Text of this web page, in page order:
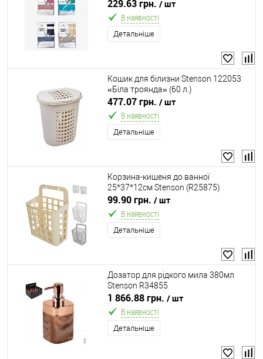
229.63 грн. / шт
В наявності
Детальніше
Кошик для білизни Stenson 122053
«Біла троянда» (60 л.)
477.07 грн. / шт
В наявності
Детальніше
Корзина-кишеня до ванної
25*37*12см Stenson (R25875)
99.90 грн. / шт
В наявності
Детальніше
Дозатор для рідкого мила 380мл
Stenson R34855
1 866.88 грн. / шт
В наявності
Детальніше